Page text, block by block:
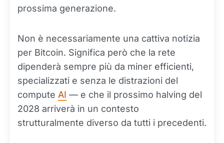
prossima generazione.
Non è necessariamente una cattiva notizia
per Bitcoin. Significa però che la rete
dipenderà sempre più da miner efficienti,
specializzati e senza le distrazioni del
compute AI — e che il prossimo halving del
2028 arriverà in un contesto
strutturalmente diverso da tutti i precedenti.